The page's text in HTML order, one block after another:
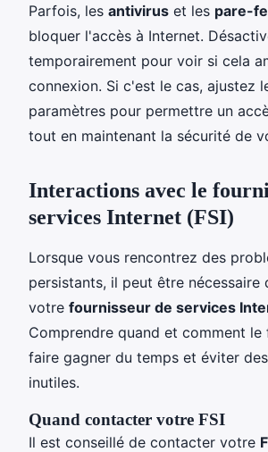
Parfois, les antivirus et les pare-
bloquer l'accès à Internet.
temporairement pour voir si cela
connexion. Si c'est le cas, ajustez
paramètres pour permettre un
tout en maintenant la sécurité de
Interactions avec le
services Internet (FSI)
Lorsque vous rencontrez des
persistants, il peut être nécessaire
votre fournisseur de services
Comprendre quand et comment
faire gagner du temps et éviter
inutiles.
Quand contacter votre FSI
Il est conseillé de contacter votre